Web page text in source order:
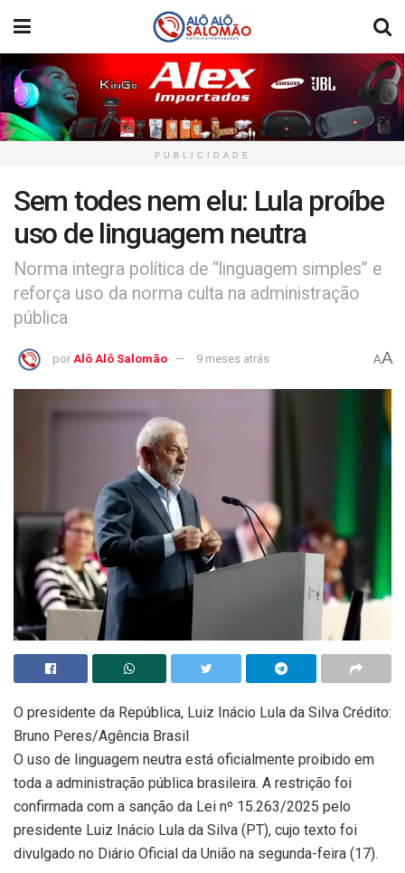
PUBLICIDADE
Sem todes nem elu: Lula proíbe
uso de linguagem neutra
Norma integra política de “linguagem simples” e
reforça uso da norma culta na administração
pública
por Alô Alô Salomão 9 meses atrás AA
O presidente da República, Luiz Inácio Lula da Silva Crédito:
Bruno Peres/Agência Brasil
O uso de linguagem neutra está oficialmente proibido em
toda a administração pública brasileira. A restrição foi
confirmada com a sanção da Lei nº 15.263/2025 pelo
presidente Luiz Inácio Lula da Silva (PT), cujo texto foi
divulgado no Diário Oficial da União na segunda-feira (17).